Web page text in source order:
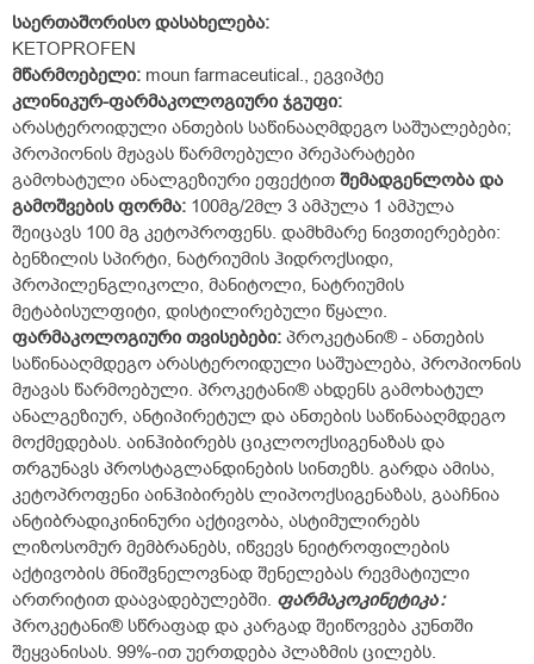
საერთაშორისო დასახელება:
KETOPROFEN
მწარმოებელი: moun farmaceutical., ეგვიპტე
კლინიკურ-ფარმაკოლოგიური ჯგუფი:
არასტეროიდული ანთების საწინააღმდეგო საშუალებები;
პროპიონის მჟავას წარმოებული პრეპარატები
გამოხატული ანალგეზიური ეფექტით შემადგენლობა და
გამოშვების ფორმა: 100მგ/2მლ 3 ამპულა 1 ამპულა
შეიცავს 100 მგ კეტოპროფენს. დამხმარე ნივთიერებები:
ბენზილის სპირტი, ნატრიუმის ჰიდროქსიდი,
პროპილენგლიკოლი, მანიტოლი, ნატრიუმის
მეტაბისულფიტი, დისტილირებული წყალი.
ფარმაკოლოგიური თვისებები: პროკეტანი® - ანთების
საწინააღმდეგო არასტეროიდული საშუალება, პროპიონის
მჟავას წარმოებული. პროკეტანი® ახდენს გამოხატულ
ანალგეზიურ, ანტიპირეტულ და ანთების საწინააღმდეგო
მოქმედებას. აინჰიბირებს ციკლოოქსიგენაზას და
თრგუნავს პროსტაგლანდინების სინთეზს. გარდა ამისა,
კეტოპროფენი აინჰიბირებს ლიპოოქსიგენაზას, გააჩნია
ანტიბრადიკინინური აქტივობა, ასტიმულირებს
ლიზოსომურ მემბრანებს, იწვევს ნეიტროფილების
აქტივობის მნიშვნელოვნად შენელებას რევმატიული
ართრიტით დაავადებულებში. ფარმაკოკინეტიკა:
პროკეტანი® სწრაფად და კარგად შეიწოვება კუნთში
შეყვანისას. 99%-ით უერთდება პლაზმის ცილებს.